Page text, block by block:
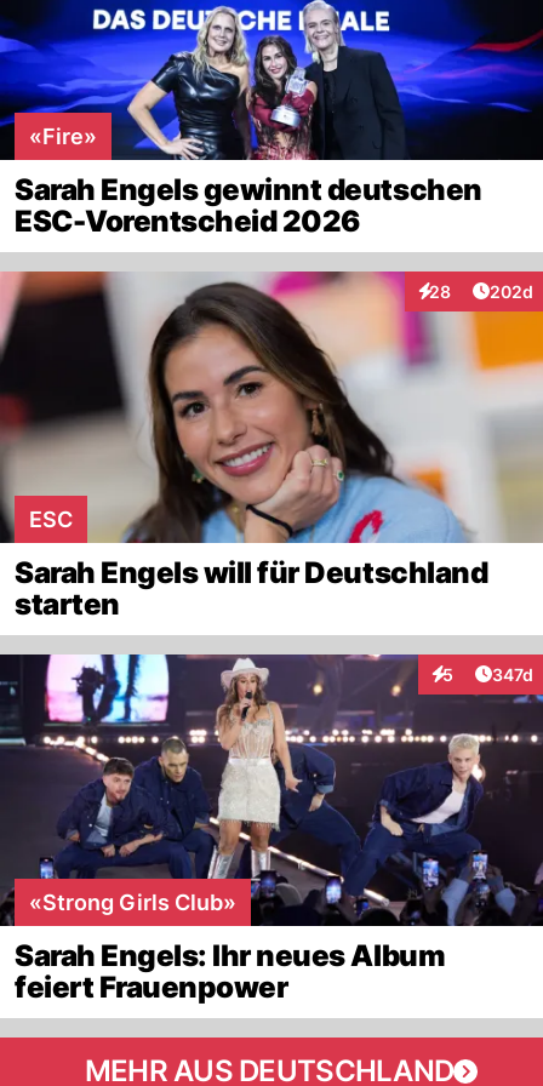
«Fire»
Sarah Engels gewinnt deutschen
ESC-Vorentscheid 2026
28
Interaktionen
202d
ESC
Sarah Engels will für Deutschland
starten
5
Interaktionen
347d
«Strong Girls Club»
Sarah Engels: Ihr neues Album
feiert Frauenpower
MEHR AUS DEUTSCHLAND